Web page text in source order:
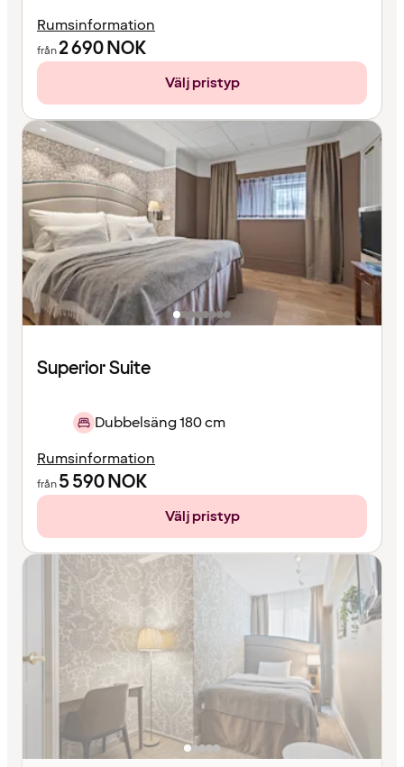
Rumsinformation
från2 690NOK
Välj pristyp
Superior Suite
Dubbelsäng 180 cm
Rumsinformation
från5 590NOK
Välj pristyp